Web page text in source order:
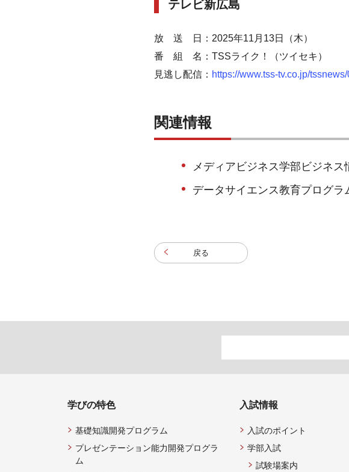
テレビ新広島
放 送 日：2025年11月13日（木）
番 組 名：TSSライク！（ツイセキ）
見逃し配信： https://www.tss-tv.co.jp/
関連情報
メディアビジネス学部ビジネス
データサイエンス教育プログラ
戻る
学びの特色
基礎知識開発プログラム
プレゼンテーション能力開発プログラ
ム
入試情報
入試のポイント
学部入試
試験場案内